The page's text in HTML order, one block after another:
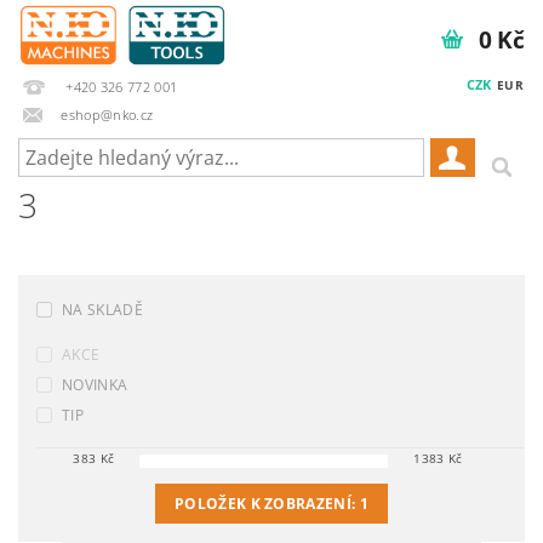
+420 326 772 001
eshop@nko.cz
CZK EUR
0 Kč
3
NA SKLADĚ
AKCE
NOVINKA
TIP
383 Kč 1383 Kč
POLOŽEK K ZOBRAZENÍ: 1